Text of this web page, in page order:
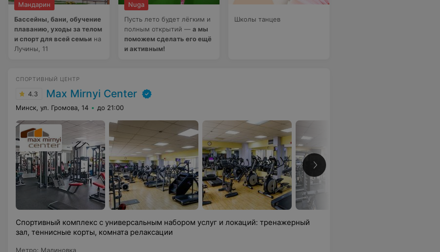
Мандарин
Бассейны, бани, обучение
плаванию, уходы за телом
и спорт для всей семьи на
Лучины, 11
Nuga
Пусть лето будет лёгким и
полным открытий — а мы
поможем сделать его ещё
и активным!
Школы танцев
СПОРТИВНЫЙ ЦЕНТР
4.3 Max Mirnyi Center
Минск, ул. Громова, 14 до 21:00
Спортивный комплекс с универсальным набором услуг и локаций: тренажерный
зал, теннисные корты, комната релаксации
Метро: Малиновка